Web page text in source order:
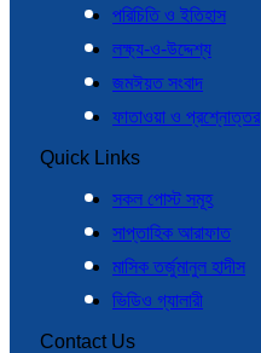
পরিচিতি ও ইতিহাস
লক্ষ্য-ও-উদ্দেশ্য
জমঈয়ত সংবাদ
ফাতাওয়া ও প্রশ্নোত্তর
Quick Links
সকল পোস্ট সমূহ
সাপ্তাহিক আরাফাত
মাসিক তর্জুমানুল হাদীস
ভিডিও গ্যালারী
Contact Us